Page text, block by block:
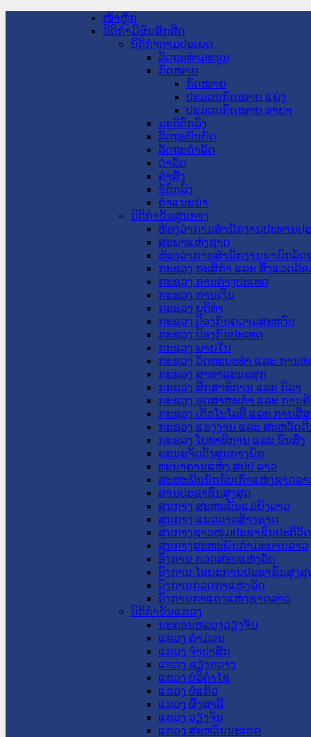
ໜ້າຫຼັກ
ນິຕິກໍາມີຜົນສັກສິດ
ນິຕິກໍາຕາມປະເພດ
ລັດຖະທໍາມະນູນ
ກົດໝາຍ
ກົດໝາຍ
ປະມວນກົດໝາຍ ແພ່ງ
ປະມວນກົດໝາຍ ອາຍາ
ມະຕິຕົກລົງ
ລັດຖະບັນຍັດ
ລັດຖະດໍາລັດ
ດໍາລັດ
ຄໍາສັ່ງ
ຂໍ້ຕົກລົງ
ຄໍາແນະນໍາ
ນິຕິກໍາຂັ້ນສູນກາງ
ຫ້ອງວ່າການສໍານັກງານປະທານປ
ສະພາແຫ່ງຊາດ
ຫ້ອງວ່າການສຳນັກງານນາຍົກລັດ
ກະຊວງ ກະສິກຳ ແລະ ສິ່ງແວດລ້ອ
ກະຊວງ ການຕ່າງປະເທດ
ກະຊວງ ການເງິນ
ກະຊວງ ຍຸຕິທໍາ
ກະຊວງ ປ້ອງກັນຄວາມສະຫງົບ
ກະຊວງ ປ້ອງກັນປະເທດ
ກະຊວງ ພາຍໃນ
ກະຊວງ ວັດທະນະທຳ ແລະ ການທ່
ກະຊວງ ສາທາລະນະສຸກ
ກະຊວງ ສຶກສາທິການ ແລະ ກິລາ
ກະຊວງ ອຸດສາຫະກຳ ແລະ ການຄ້
ກະຊວງ ເຕັກໂນໂລຊີ ແລະ ການສື່
ກະຊວງ ແຮງງານ ແລະ ສະຫວັດ
ກະຊວງ ໂຍທາທິການ ແລະ ຂົນສົ່ງ
ຄະນະຈັດຕັ້ງສູນກາງພັກ
ທະນາຄານແຫ່ງ ສປປ ລາວ
ສະຫະພັນນັກຮົບເກົ່າແຫ່ງຊາດລາ
ສານປະຊາຊົນສູງສຸດ
ສູນກາງ ສະຫະພັນແມ່ຍິງລາວ
ສູນກາງ ແນວລາວສ້າງຊາດ
ສູນກາງຊາວໜຸ່ມປະຊາຊົນປະຕິວັ
ສູນກາງສະຫະພັນກຳມະບານລາວ
ອົງການ ກວດສອບແຫ່ງລັດ
ອົງການ ໄອຍະການປະຊາຊົນສູງສຸ
ອົງການກວດກາແຫ່ງລັດ
ອົງການກາແດງແຫ່ງຊາດລາວ
ນິຕິກໍາຂັ້ນແຂວງ
ນະ​ຄອນ​ຫລວງວຽງຈັນ
ແຂວງ ຄໍາມ່ວນ
ແຂວງ ຈໍາປາສັກ
ແຂວງ ຊຽງຂວາງ
ແຂວງ ບໍລິຄໍາໄຊ
ແຂວງ ບໍ່ແກ້ວ
ແຂວງ ຜົ້ງສາລີ
ແຂວງ ວຽງຈັນ
ແຂວງ ສະຫວັນນະເຂດ